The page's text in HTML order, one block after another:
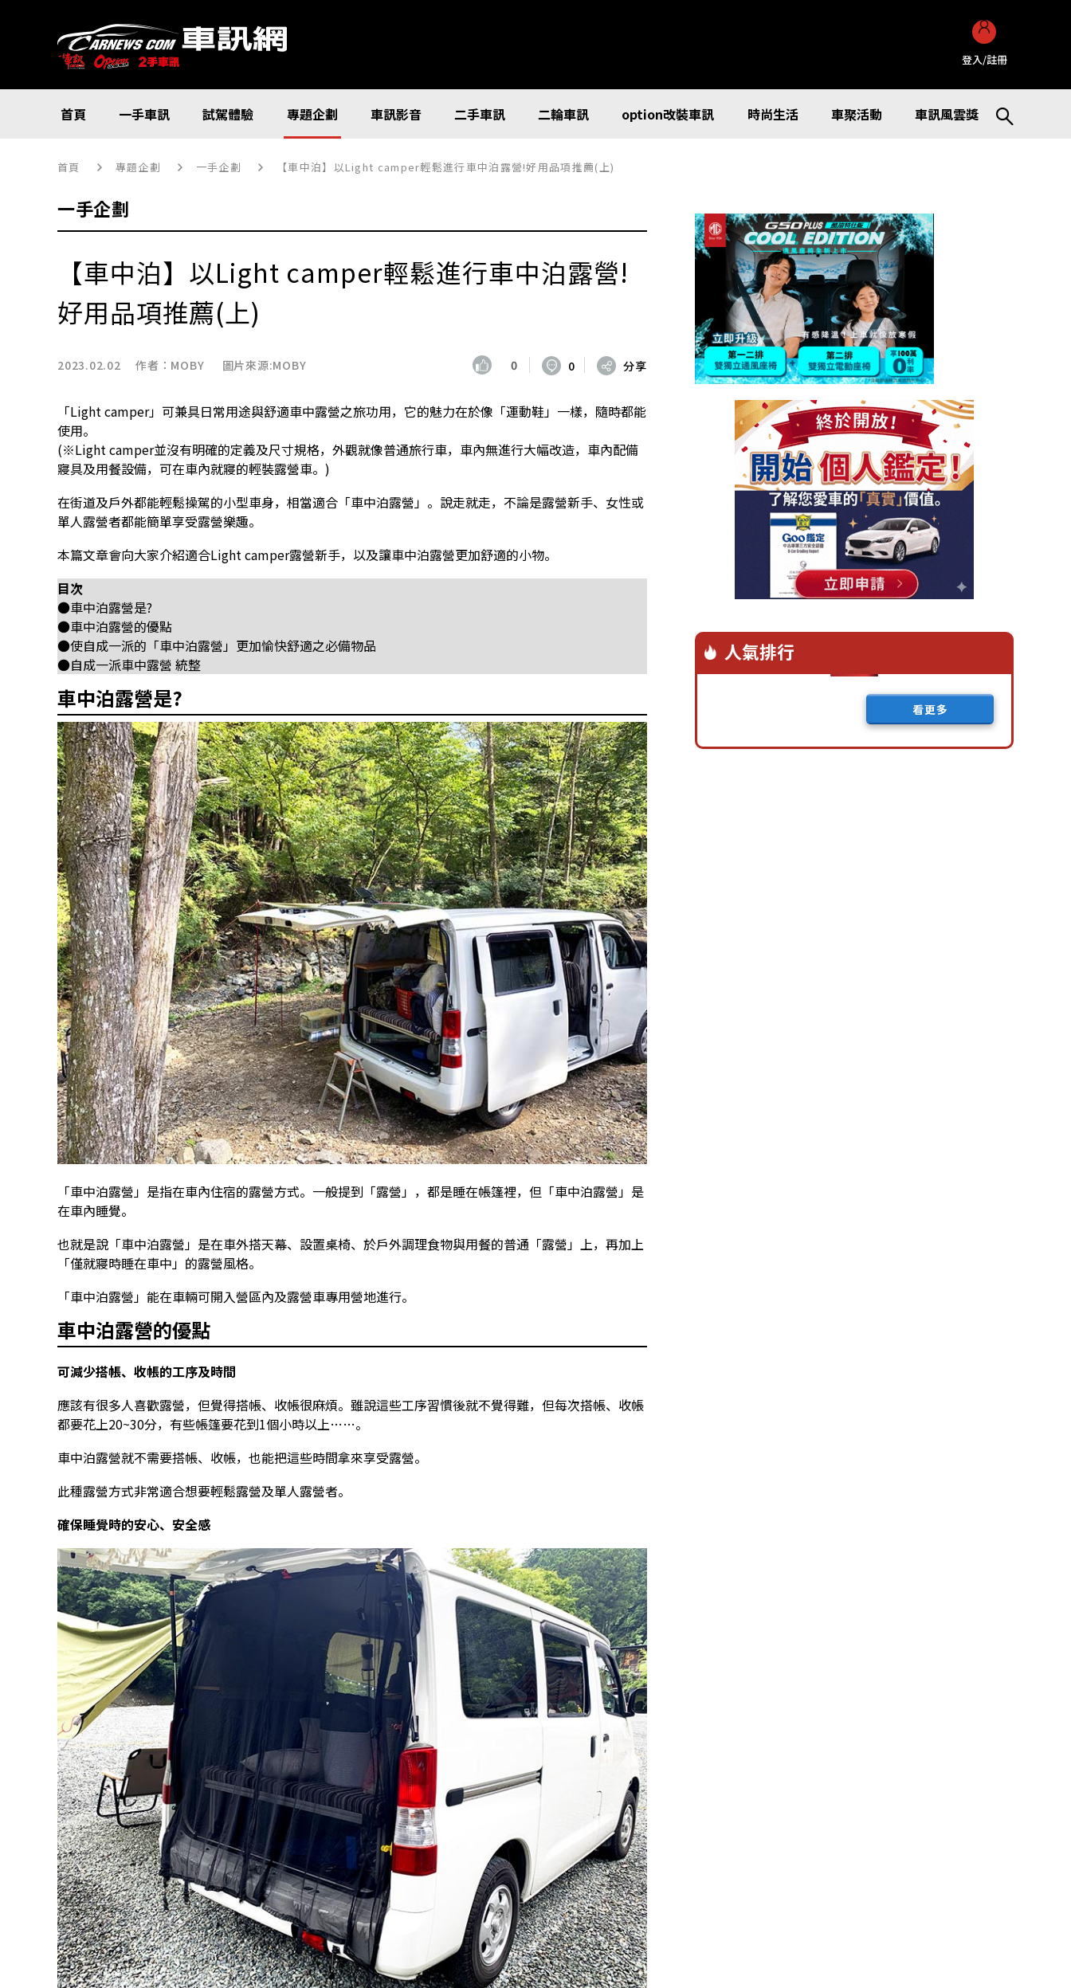
登入/註冊
首頁 一手車訊 試駕體驗 專題企劃 車訊影音 二手車訊 二輪車訊 option改裝車訊 時尚生活 車聚活動 車訊風雲獎
首頁 專題企劃 一手企劃 【車中泊】以Light camper輕鬆進行車中泊露營!好用品項推薦(上)
一手企劃
【車中泊】以Light camper輕鬆進行車中泊露營!
好用品項推薦(上)
2023.02.02 作者： MOBY 圖片來源:MOBY 0 0 分享
「Light camper」可兼具日常用途與舒適車中露營之旅功用，它的魅力在於像「運動鞋」一樣，隨時都能
使用。
(※Light camper並沒有明確的定義及尺寸規格，外觀就像普通旅行車，車內無進行大幅改造，車內配備
寢具及用餐設備，可在車內就寢的輕裝露營車。)
在街道及戶外都能輕鬆操駕的小型車身，相當適合「車中泊露營」。說走就走，不論是露營新手、女性或
單人露營者都能簡單享受露營樂趣。
本篇文章會向大家介紹適合Light camper露營新手，以及讓車中泊露營更加舒適的小物。
目次
●車中泊露營是?
●車中泊露營的優點
●使自成一派的「車中泊露營」更加愉快舒適之必備物品
●自成一派車中露營 統整
車中泊露營是?
「車中泊露營」是指在車內住宿的露營方式。一般提到「露營」，都是睡在帳篷裡，但「車中泊露營」是
在車內睡覺。
也就是說「車中泊露營」是在車外搭天幕、設置桌椅、於戶外調理食物與用餐的普通「露營」上，再加上
「僅就寢時睡在車中」的露營風格。
「車中泊露營」能在車輛可開入營區內及露營車專用營地進行。
車中泊露營的優點
可減少搭帳、收帳的工序及時間
應該有很多人喜歡露營，但覺得搭帳、收帳很麻煩。雖說這些工序習慣後就不覺得難，但每次搭帳、收帳
都要花上20~30分，有些帳篷要花到1個小時以上……。
車中泊露營就不需要搭帳、收帳，也能把這些時間拿來享受露營。
此種露營方式非常適合想要輕鬆露營及單人露營者。
確保睡覺時的安心、安全感
人氣排行
看更多